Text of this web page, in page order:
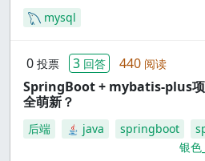
mysql
0 投票 3 回答 440 阅读
SpringBoot + mybatis-plus项
全萌新？
后端 java springboot
银色